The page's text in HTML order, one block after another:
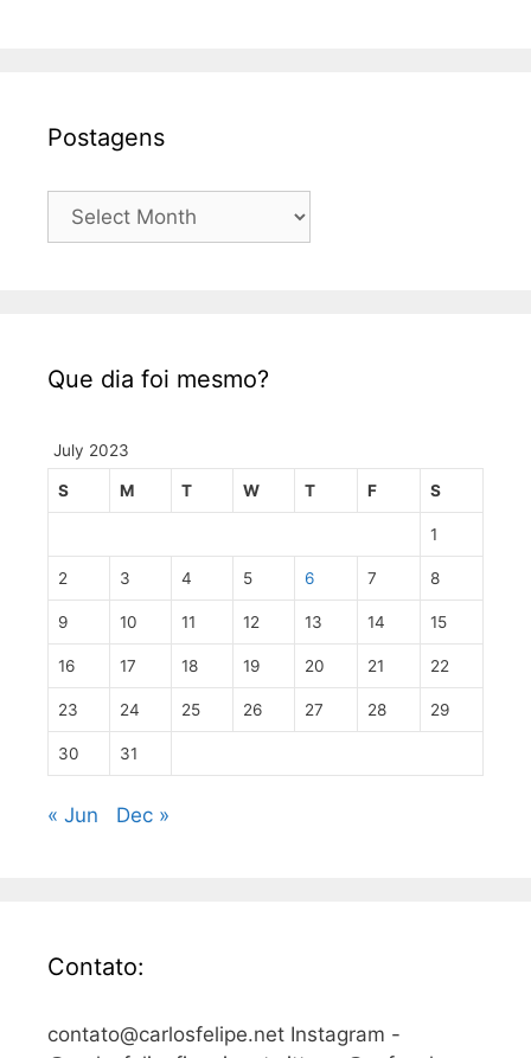
Postagens
Postagens
Que dia foi mesmo?
July 2023
S M T W T F S
1
2 3 4 5 6 7 8
9 10 11 12 13 14 15
16 17 18 19 20 21 22
23 24 25 26 27 28 29
30 31
« Jun Dec »
Contato:
contato@carlosfelipe.net Instagram -